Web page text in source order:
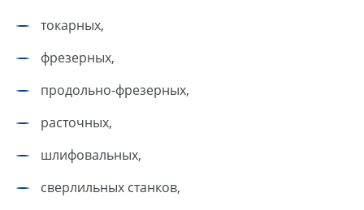
токарных,
фрезерных,
продольно-фрезерных,
расточных,
шлифовальных,
сверлильных станков,